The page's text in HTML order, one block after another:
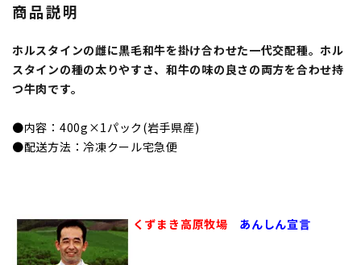
商品説明
ホルスタインの雌に黒毛和牛を掛け合わせた一代交配種。ホル
スタインの種の太りやすさ、和牛の味の良さの両方を合わせ持
つ牛肉です。
●内容：400g×1パック(岩手県産)
●配送方法：冷凍クール宅急便
くずまき高原牧場 あんしん宣言